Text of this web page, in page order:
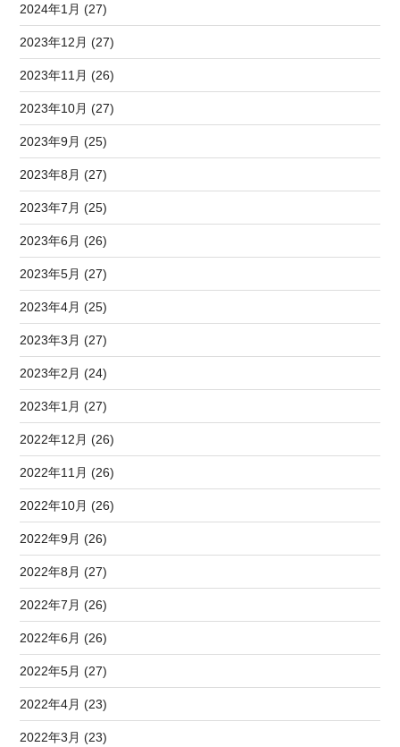
2024年1月 (27)
2023年12月 (27)
2023年11月 (26)
2023年10月 (27)
2023年9月 (25)
2023年8月 (27)
2023年7月 (25)
2023年6月 (26)
2023年5月 (27)
2023年4月 (25)
2023年3月 (27)
2023年2月 (24)
2023年1月 (27)
2022年12月 (26)
2022年11月 (26)
2022年10月 (26)
2022年9月 (26)
2022年8月 (27)
2022年7月 (26)
2022年6月 (26)
2022年5月 (27)
2022年4月 (23)
2022年3月 (23)